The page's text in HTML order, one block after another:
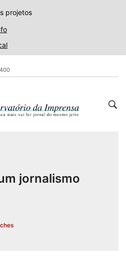
projetos
jornalismo